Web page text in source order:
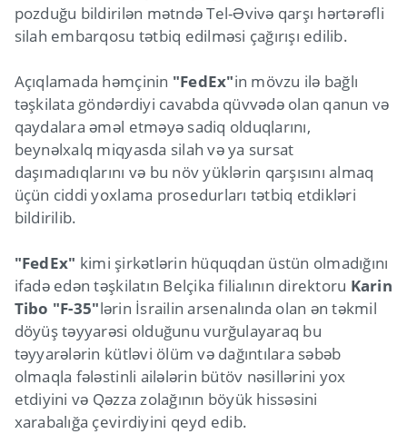
pozduğu bildirilən mətndə Tel-Əvivə qarşı hərtərəfli
silah embarqosu tətbiq edilməsi çağırışı edilib.
Açıqlamada həmçinin "FedEx"in mövzu ilə bağlı
təşkilata göndərdiyi cavabda qüvvədə olan qanun və
qaydalara əməl etməyə sadiq olduqlarını,
beynəlxalq miqyasda silah və ya sursat
daşımadıqlarını və bu növ yüklərin qarşısını almaq
üçün ciddi yoxlama prosedurları tətbiq etdikləri
bildirilib.
"FedEx" kimi şirkətlərin hüquqdan üstün olmadığını
ifadə edən təşkilatın Belçika filialının direktoru Karin
Tibo "F-35"lərin İsrailin arsenalında olan ən təkmil
döyüş təyyarəsi olduğunu vurğulayaraq bu
təyyarələrin kütləvi ölüm və dağıntılara səbəb
olmaqla fələstinli ailələrin bütöv nəsillərini yox
etdiyini və Qəzza zolağının böyük hissəsini
xarabalığa çevirdiyini qeyd edib.